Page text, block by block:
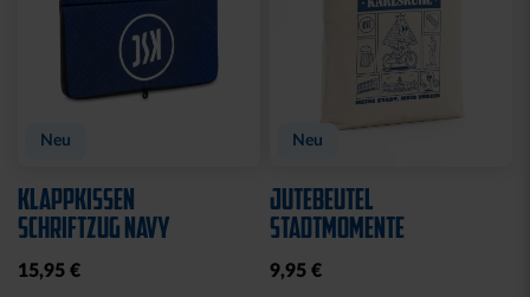
Neu
KLAPPKISSEN
SCHRIFTZUG NAVY
15,95 €
Neu
JUTEBEUTEL
STADTMOMENTE
9,95 €